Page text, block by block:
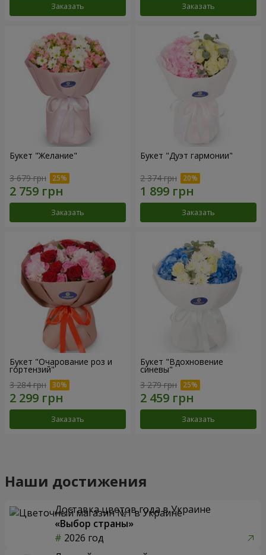
Заказать Заказать
Букет "Желание"
3 679 грн
Заказать
Букет "Дуэт гармонии"
2 374 грн
Заказать
Букет "Очарование роз и
гортензий"
3 284 грн
Заказать
Букет "Вдохновение
синевы"
3 279 грн
Заказать
Наши достижения
Доставка цветов года в Украине
«Выбор страны»
2026 год